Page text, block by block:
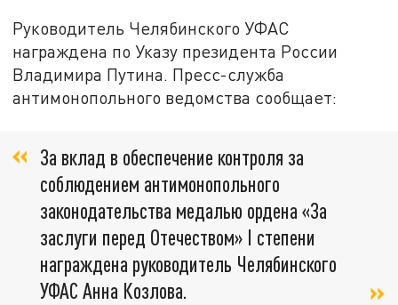
Руководитель Челябинского УФАС
награждена по Указу президента России
Владимира Путина. Пресс-служба
антимонопольного ведомства сообщает:
За вклад в обеспечение контроля за
соблюдением антимонопольного
законодательства медалью ордена «За
заслуги перед Отечеством» I степени
награждена руководитель Челябинского
УФАС Анна Козлова.